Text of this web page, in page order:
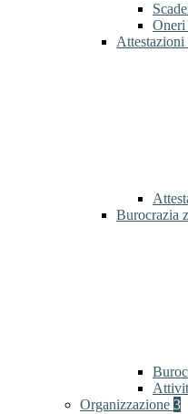
Oneri
Burocrazia
Organizzazione 3